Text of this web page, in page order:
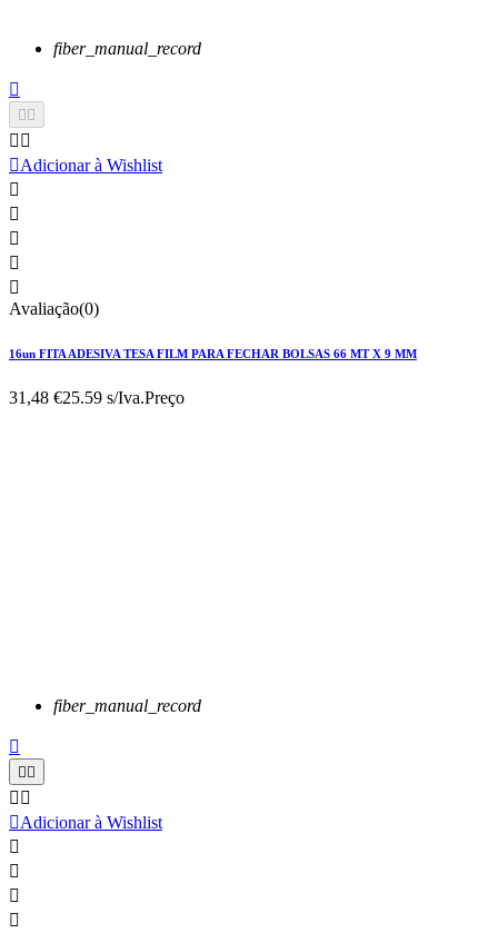
fiber_manual_record


 
Adicionar à Wishlist





Avaliação(0)
16un FITA ADESIVA TESA FILM PARA FECHAR BOLSAS 66 MT X 9 MM
31,48 €25.59 s/Iva.Preço
fiber_manual_record


 
Adicionar à Wishlist



